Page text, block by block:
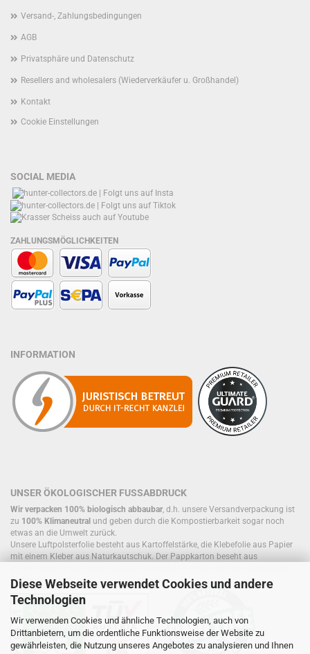
Diese Webseite verwendet Cookies und andere
Technologien
Wir verwenden Cookies und ähnliche Technologien, auch von
Drittanbietern, um die ordentliche Funktionsweise der Website zu
gewährleisten, die Nutzung unseres Angebotes zu analysieren und Ihnen
Versand-, Zahlungsbedingungen
AGB
Privatsphäre und Datenschutz
Resellers and wholesalers (Wiederverkäufer u. Großhandel)
Kontakt
Cookie Einstellungen
SOCIAL MEDIA
ZAHLUNGSMÖGLICHKEITEN
INFORMATION
UNSER ÖKOLOGISCHER FUSSABDRUCK
Wir verpacken 100% biologisch abbaubar, d.h. unsere Versandverpackung ist
zu 100% Klimaneutral und geben durch die Kompostierbarkeit sogar noch
etwas an die Umwelt zurück.
Unsere Luftpolsterfolie besteht aus Kartoffelstärke, die Klebefolie aus Papier
mit einem Kleber aus Naturkautschuk. Der Pappkarton beseht aus
Füllmaterial, bereits im Kreislauf befinden.